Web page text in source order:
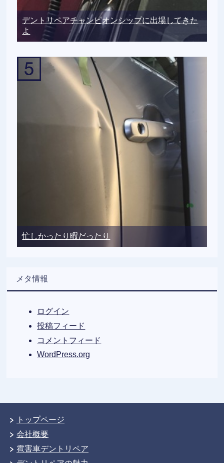
デントリペアチャンピオンシップに出場してきた
よ
忙しかったり暇だったり
メタ情報
ログイン
投稿フィード
コメントフィード
WordPress.org
トップページ
会社概要
雹害車デントリペア